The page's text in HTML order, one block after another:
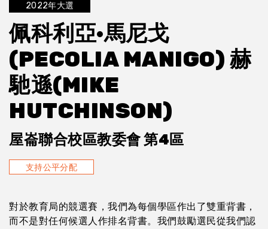
2022年大選
佩科利亞·馬尼戈
(PECOLIA MANIGO) 赫
馳遜(MIKE
HUTCHINSON)
屋崙聯合校區教委會 第4區
支持公平分配
對於教育局的競選賽，我們為每個學區作出了雙重背書，
而不是對任何候選人作排名背書。我們鼓勵選民從我們認